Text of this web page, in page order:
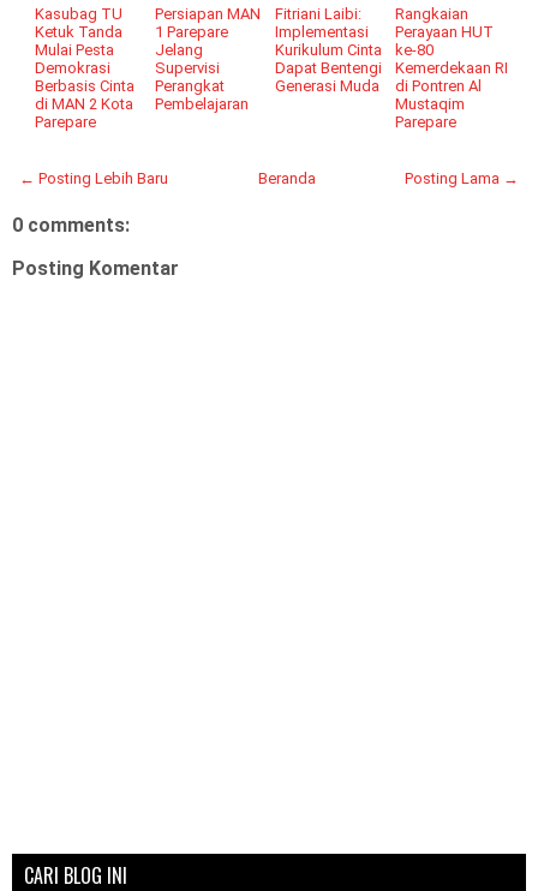
Kasubag TU
Ketuk Tanda
Mulai Pesta
Demokrasi
Berbasis Cinta
di MAN 2 Kota
Parepare
Persiapan MAN
1 Parepare
Jelang
Supervisi
Perangkat
Pembelajaran
Fitriani Laibi:
Implementasi
Kurikulum Cinta
Dapat Bentengi
Generasi Muda
Rangkaian
Perayaan HUT
ke-80
Kemerdekaan RI
di Pontren Al
Mustaqim
Parepare
← Posting Lebih Baru Posting Lama →
Beranda
0 comments:
Posting Komentar
CARI BLOG INI